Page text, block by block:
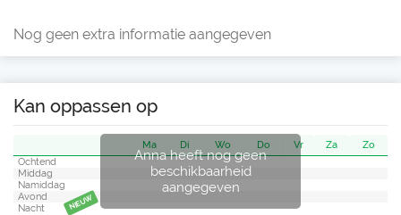
Nog geen extra informatie aangegeven
Kan oppassen op
Anna heeft nog geen
beschikbaarheid
aangegeven
Ma Di Wo Do Vr Za
Zo
Ochtend
Middag
Namiddag
Avond
Nacht
NIEUW